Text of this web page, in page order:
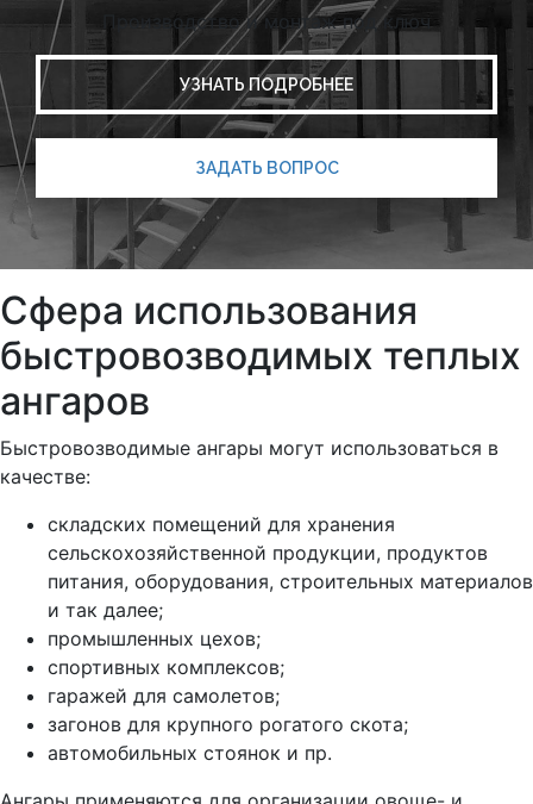
Производство и монтаж под ключ
УЗНАТЬ ПОДРОБНЕЕ
ЗАДАТЬ ВОПРОС
Сфера использования
быстровозводимых теплых
ангаров
Быстровозводимые ангары могут использоваться в
качестве:
складских помещений для хранения
сельскохозяйственной продукции, продуктов
питания, оборудования, строительных материалов
и так далее;
промышленных цехов;
спортивных комплексов;
гаражей для самолетов;
загонов для крупного рогатого скота;
автомобильных стоянок и пр.